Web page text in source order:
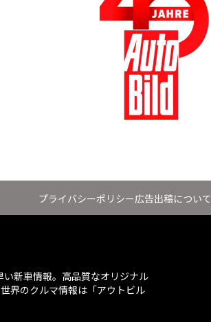
プライバシーポリシー広告出稿について
新車情報。高品質なオリジナル
界のクルマ情報は「アウトビル